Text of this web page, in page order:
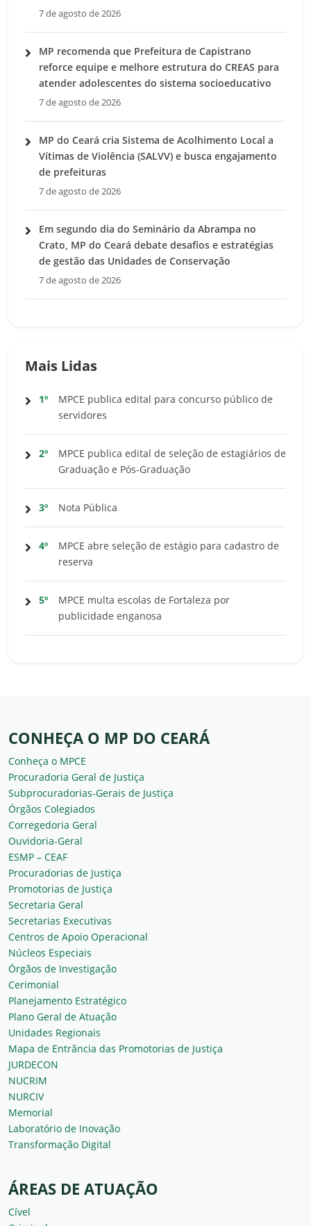
7 de agosto de 2026
MP recomenda que Prefeitura de Capistrano
reforce equipe e melhore estrutura do CREAS para
atender adolescentes do sistema socioeducativo
7 de agosto de 2026
MP do Ceará cria Sistema de Acolhimento Local a
Vítimas de Violência (SALVV) e busca engajamento
de prefeituras
7 de agosto de 2026
Em segundo dia do Seminário da Abrampa no
Crato, MP do Ceará debate desafios e estratégias
de gestão das Unidades de Conservação
7 de agosto de 2026
Mais Lidas
1º
MPCE publica edital para concurso público de
servidores
2º
MPCE publica edital de seleção de estagiários de
Graduação e Pós-Graduação
3º Nota Pública
4º
MPCE abre seleção de estágio para cadastro de
reserva
5º
MPCE multa escolas de Fortaleza por
publicidade enganosa
CONHEÇA O MP DO CEARÁ
Conheça o MPCE
Procuradoria Geral de Justiça
Subprocuradorias-Gerais de Justiça
Órgãos Colegiados
Corregedoria Geral
Ouvidoria-Geral
ESMP – CEAF
Procuradorias de Justiça
Promotorias de Justiça
Secretaria Geral
Secretarias Executivas
Centros de Apoio Operacional
Núcleos Especiais
Órgãos de Investigação
Cerimonial
Planejamento Estratégico
Plano Geral de Atuação
Unidades Regionais
Mapa de Entrância das Promotorias de Justiça
JURDECON
NUCRIM
NURCIV
Memorial
Laboratório de Inovação
Transformação Digital
ÁREAS DE ATUAÇÃO
Cível